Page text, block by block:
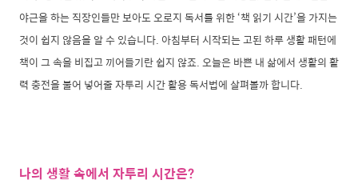
야근을 하는 직장인들만 보아도 오로지 독서를 위한 ‘책 읽기 시간’을 가지는
것이 쉽지 않음을 알 수 있습니다. 아침부터 시작되는 고된 하루 생활 패턴에
책이 그 속을 비집고 끼어들기란 쉽지 않죠. 오늘은 바쁜 내 삶에서 생활의 활
력 충전을 불어 넣어줄 자투리 시간 활용 독서법에 살펴볼까 합니다.
나의 생활 속에서 자투리 시간은?